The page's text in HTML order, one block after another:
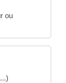
ou